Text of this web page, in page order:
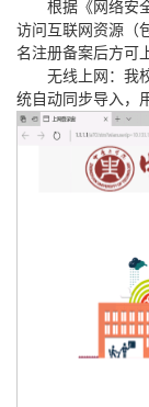
根据《网络安
访问互联网资源（
名注册备案后方可
无线上网：我
统自动同步导入，